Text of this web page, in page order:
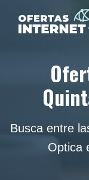
Busca entre
Optica